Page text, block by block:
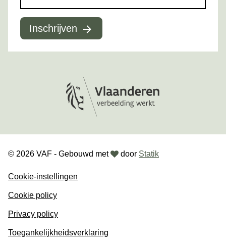
Inschrijven
© 2026 VAF - Gebouwd metlovedoor Statik
Cookie-instellingen
Cookie policy
Privacy policy
Toegankelijkheidsverklaring